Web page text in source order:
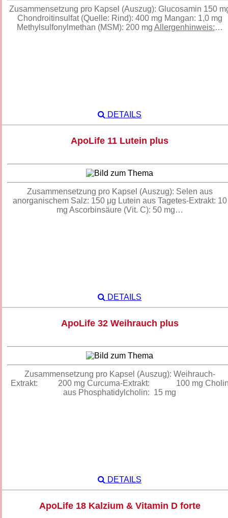
Zusammensetzung pro Kapsel (Auszug): Glucosamin 150
Chondroitinsulfat (Quelle: Rind): 400 mg Mangan: 1,0 mg
Methylsulfonylmethan (MSM): 200 mg Allergenhinweis:…
DETAILS
ApoLife 11 Lutein plus
Zusammensetzung pro Kapsel (Auszug): Selen aus
anorganischem Salz: 150 μg Lutein aus Tagetes-Extrakt: 10
mg Ascorbinsäure (Vit. C): 50 mg…
DETAILS
ApoLife 32 Weihrauch plus
Zusammensetzung pro Kapsel (Auszug): Weihrauch-
Extrakt: 200 mg Curcuma-Extrakt: 100 mg
aus Phosphatidylcholin: 15 mg
DETAILS
ApoLife 18 Kalzium & Vitamin D forte